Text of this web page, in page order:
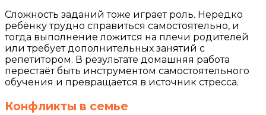
Сложность заданий тоже играет роль. Нередко
ребёнку трудно справиться самостоятельно, и
тогда выполнение ложится на плечи родителей
или требует дополнительных занятий с
репетитором. В результате домашняя работа
перестаёт быть инструментом самостоятельного
обучения и превращается в источник стресса.
Конфликты в семье